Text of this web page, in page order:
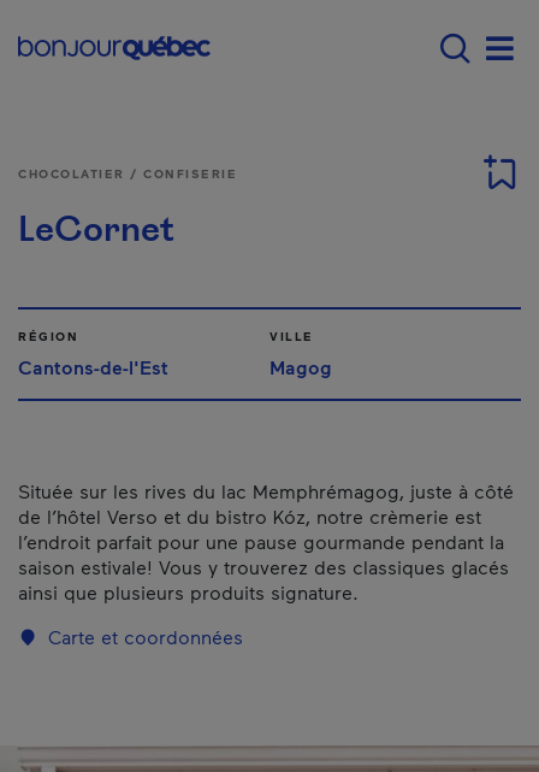
Main navigation -
CHOCOLATIER / CONFISERIE
LeCornet
RÉGION
Cantons-de-l'Est
VILLE
Magog
Située sur les rives du lac Memphrémagog, juste à côté
de l’hôtel Verso et du bistro Kóz, notre crèmerie est
l’endroit parfait pour une pause gourmande pendant la
saison estivale! Vous y trouverez des classiques glacés
ainsi que plusieurs produits signature.
Carte et coordonnées